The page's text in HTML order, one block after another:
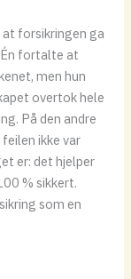
at forsikringen ga
fortalte at
men hun
overtok hele
På den andre
ikke var
er: det hjelper
% sikkert.
som en